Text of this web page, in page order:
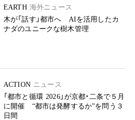
EARTH 海外ニュース
木が「話す」都市へ AIを活用したカ
ナダのユニークな樹木管理
ACTION ニュース
「都市と循環 2026」が京都・二条で５月
に開催 “都市は発酵するか”を問う３
日間